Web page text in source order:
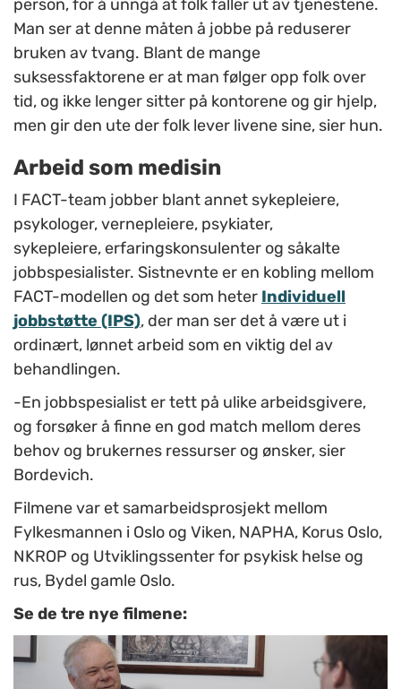
person, for å unngå at folk faller ut av tjenestene.
Man ser at denne måten å jobbe på reduserer
bruken av tvang. Blant de mange
suksessfaktorene er at man følger opp folk over
tid, og ikke lenger sitter på kontorene og gir hjelp,
men gir den ute der folk lever livene sine, sier hun.
Arbeid som medisin
I FACT-team jobber blant annet sykepleiere,
psykologer, vernepleiere, psykiater,
sykepleiere, erfaringskonsulenter og såkalte
jobbspesialister. Sistnevnte er en kobling mellom
FACT-modellen og det som heter Individuell
jobbstøtte (IPS), der man ser det å være ut i
ordinært, lønnet arbeid som en viktig del av
behandlingen.
-En jobbspesialist er tett på ulike arbeidsgivere,
og forsøker å finne en god match mellom deres
behov og brukernes ressurser og ønsker, sier
Bordevich.
Filmene var et samarbeidsprosjekt mellom
Fylkesmannen i Oslo og Viken, NAPHA, Korus Oslo,
NKROP og Utviklingssenter for psykisk helse og
rus, Bydel gamle Oslo.
Se de tre nye filmene: